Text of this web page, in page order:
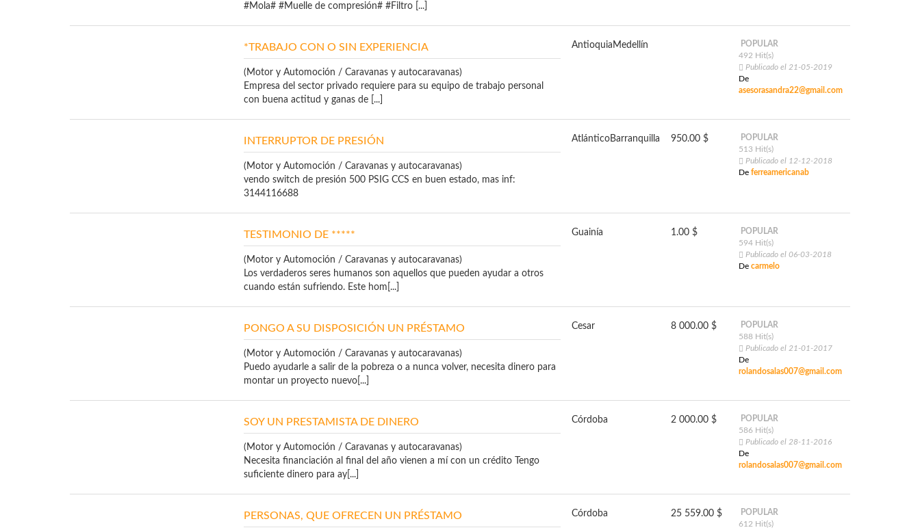
#Mola# #Muelle de compresión# #Filtro [...]
*TRABAJO CON O SIN EXPERIENCIA
(Motor y Automoción / Caravanas y autocaravanas)
Empresa del sector privado requiere para su equipo de trabajo personal
con buena actitud y ganas de [...]
Antioquia Medellín
POPULAR
492 Hit(s)
Publicado el 21-05-2019
De
asesorasandra22@gmail.com
INTERRUPTOR DE PRESIÓN
(Motor y Automoción / Caravanas y autocaravanas)
vendo switch de presión 500 PSIG CCS en buen estado, mas inf:
3144116688
AtlánticoBarranquilla 950.00 $
POPULAR
513 Hit(s)
Publicado el 12-12-2018
De ferreamericanab
TESTIMONIO DE *****
(Motor y Automoción / Caravanas y autocaravanas)
Los verdaderos seres humanos son aquellos que pueden ayudar a otros
cuando están sufriendo. Este hom[...]
Guainía 1.00 $
POPULAR
594 Hit(s)
Publicado el 06-03-2018
De carmelo
PONGO A SU DISPOSICIÓN UN PRÉSTAMO
(Motor y Automoción / Caravanas y autocaravanas)
Puedo ayudarle a salir de la pobreza o a nunca volver, necesita dinero para
montar un proyecto nuevo[...]
Cesar 8 000.00 $
POPULAR
588 Hit(s)
Publicado el 21-01-2017
De
rolandosalas007@gmail.com
SOY UN PRESTAMISTA DE DINERO
(Motor y Automoción / Caravanas y autocaravanas)
Necesita financiación al final del año vienen a mí con un crédito Tengo
suficiente dinero para ay[...]
Córdoba 2 000.00 $
POPULAR
586 Hit(s)
Publicado el 28-11-2016
De
rolandosalas007@gmail.com
PERSONAS, QUE OFRECEN UN PRÉSTAMO Córdoba 25 559.00 $
POPULAR
612 Hit(s)